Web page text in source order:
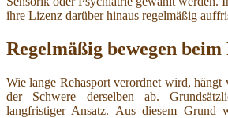
ihre Lizenz darüber hinaus regelmäßig
Regelmäßig bewegen
Wie lange Rehasport verordnet wird,
der Schwere derselben ab.
langfristiger Ansatz. Aus diesem Grund